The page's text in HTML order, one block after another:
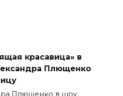
красавица» в
Плющенко
Плющенко в шоу